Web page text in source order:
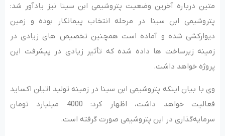
متین درباره آخرین وضعیت پتروشیمی ابن سینا نیز یادآور شد:
پتروشیمی ابن سینا در مرحله انتخاب پیمانکار بوده و زمین
دیوارکشی شده و آماده است همچنین تخصیص های زیادی در
زمینه زیرساخت ها داده شده که تأثیر زیادی در پیشرفت این
پروژه خواهد داشت.
وی با بیان اینکه پتروشیمی ابن سینا در زمینه تولید اتیلن اکساید
فعالیت خواهد داشت، اظهار کرد: 4000 میلیارد تومان
سرمایه‌گذاری در این پتروشیمی صورت گرفته است.